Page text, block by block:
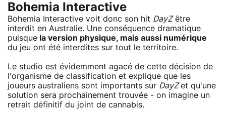
Bohemia Interactive
Bohemia Interactive voit donc son hit DayZêtre
interdit en Australie. Une conséquence dramatique
puisque la version physique, mais aussi numérique
du jeu ont été interdites sur tout le territoire.
Le studio est évidemment agacé de cette décision de
l'organisme de classification et explique que les
joueurs australiens sont importants sur DayZet qu'une
solution sera prochainement trouvée - on imagine un
retrait définitif du joint de cannabis.